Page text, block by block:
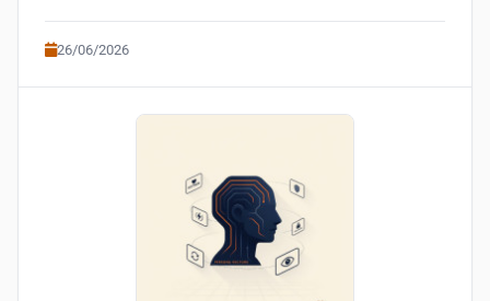
26/06/2026